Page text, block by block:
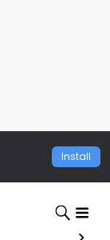
Install